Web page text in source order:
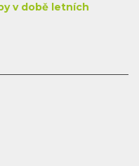
v době letních